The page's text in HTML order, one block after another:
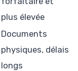
plus élevée
Documents
physiques, délais
longs